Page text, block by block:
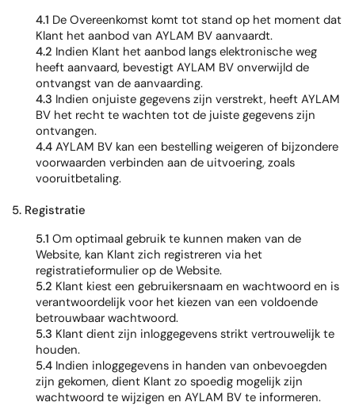
4.1 De Overeenkomst komt tot stand op het moment dat
Klant het aanbod van AYLAM BV aanvaardt.
4.2 Indien Klant het aanbod langs elektronische weg
heeft aanvaard, bevestigt AYLAM BV onverwijld de
ontvangst van de aanvaarding.
4.3 Indien onjuiste gegevens zijn verstrekt, heeft AYLAM
BV het recht te wachten tot de juiste gegevens zijn
ontvangen.
4.4 AYLAM BV kan een bestelling weigeren of bijzondere
voorwaarden verbinden aan de uitvoering, zoals
vooruitbetaling.
5. Registratie
5.1 Om optimaal gebruik te kunnen maken van de
Website, kan Klant zich registreren via het
registratieformulier op de Website.
5.2 Klant kiest een gebruikersnaam en wachtwoord en is
verantwoordelijk voor het kiezen van een voldoende
betrouwbaar wachtwoord.
5.3 Klant dient zijn inloggegevens strikt vertrouwelijk te
houden.
5.4 Indien inloggegevens in handen van onbevoegden
zijn gekomen, dient Klant zo spoedig mogelijk zijn
wachtwoord te wijzigen en AYLAM BV te informeren.